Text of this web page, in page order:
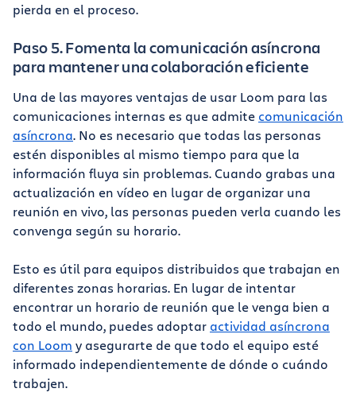
pierda en el proceso.
Paso 5. Fomenta la comunicación asíncrona
para mantener una colaboración eficiente
Una de las mayores ventajas de usar Loom para las
comunicaciones internas es que admite comunicación
asíncrona. No es necesario que todas las personas
estén disponibles al mismo tiempo para que la
información fluya sin problemas. Cuando grabas una
actualización en vídeo en lugar de organizar una
reunión en vivo, las personas pueden verla cuando les
convenga según su horario.
Esto es útil para equipos distribuidos que trabajan en
diferentes zonas horarias. En lugar de intentar
encontrar un horario de reunión que le venga bien a
todo el mundo, puedes adoptar actividad asíncrona
con Loom y asegurarte de que todo el equipo esté
informado independientemente de dónde o cuándo
trabajen.